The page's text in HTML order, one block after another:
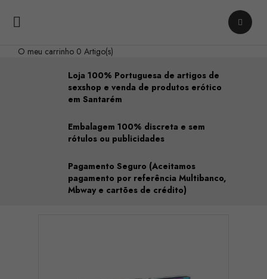

O meu carrinho 0 Artigo(s)
Loja 100% Portuguesa de artigos de
sexshop e venda de produtos erótico
em Santarém
Embalagem 100% discreta e sem
rótulos ou publicidades
Pagamento Seguro (Aceitamos
pagamento por referência Multibanco,
Mbway e cartões de crédito)